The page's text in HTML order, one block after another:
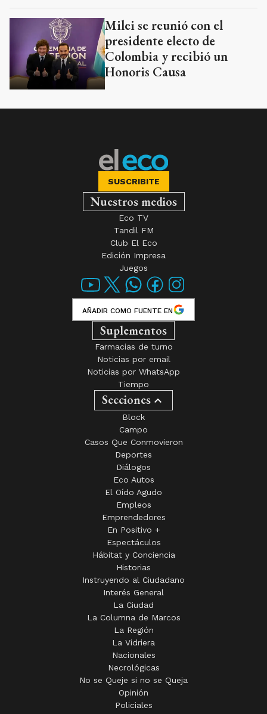
Milei se reunió con el
presidente electo de
Colombia y recibió un
Honoris Causa
SUSCRIBITE
Nuestros medios
Eco TV
Tandil FM
Club El Eco
Edición Impresa
Juegos
AÑADIR COMO FUENTE EN
Suplementos
Farmacias de turno
Noticias por email
Noticias por WhatsApp
Tiempo
Secciones
Block
Campo
Casos Que Conmovieron
Deportes
Diálogos
Eco Autos
El Oído Agudo
Empleos
Emprendedores
En Positivo +
Espectáculos
Hábitat y Conciencia
Historias
Instruyendo al Ciudadano
Interés General
La Ciudad
La Columna de Marcos
La Región
La Vidriera
Nacionales
Necrológicas
No se Queje si no se Queja
Opinión
Policiales